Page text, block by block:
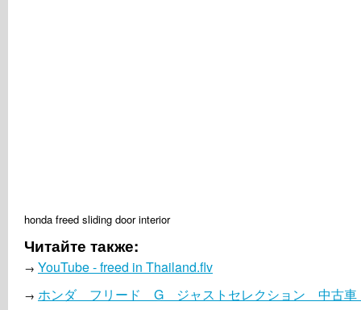
honda freed sliding door interior
Читайте также:
→ YouTube - freed in Thailand.flv
→ ホンダ フリード G ジャストセレクション 中古